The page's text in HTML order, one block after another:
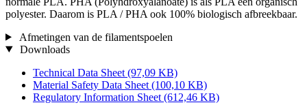
polyester. Daarom is PLA / PHA ook 100% biologisch afbreekbaar.
Afmetingen van de filamentspoelen
Downloads
Technical Data Sheet (97,09 KB)
Material Safety Data Sheet (100,10 KB)
Regulatory Information Sheet (612,46 KB)